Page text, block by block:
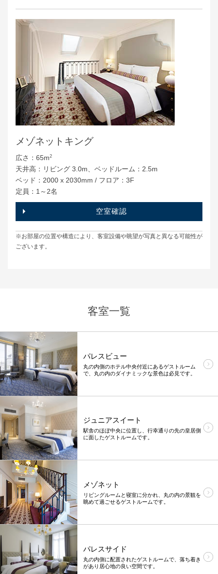
メゾネットキング
広さ：65m2
天井高：リビング 3.0m、ベッドルーム：2.5m
ベッド：2000 x 2030mm / フロア：3F
定員：1～2名
空室確認
※お部屋の位置や構造により、客室設備や眺望が写真と異なる可能性が
ございます。
客室一覧
パレスビュー
丸の内側のホテル中央付近にあるゲストルーム
で、丸の内のダイナミックな景色は必見です。
ジュニアスイート
駅舎のほぼ中央に位置し、行幸通りの先の皇居側
に面したゲストルームです。
メゾネット
リビングルームと寝室に分かれ、丸の内の景観を
眺めて過ごせるゲストルームです。
パレスサイド
丸の内側に配置されたゲストルームで、落ち着き
があり居心地の良い空間です。